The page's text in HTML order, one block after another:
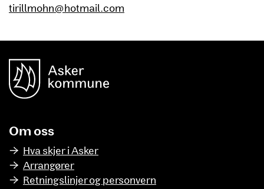
tirillmohn@hotmail.com
Om oss
Hva skjer i Asker
Arrangører
Retningslinjer og personvern